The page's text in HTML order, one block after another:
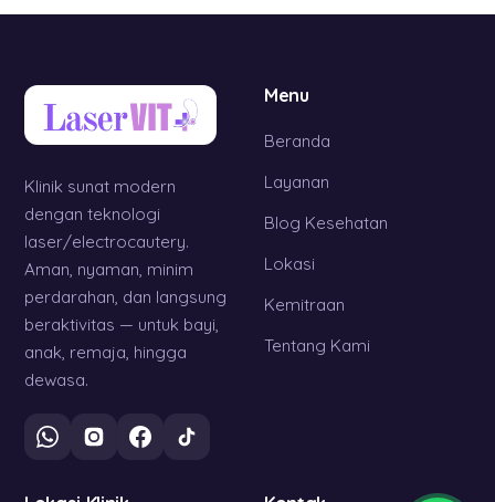
Klinik sunat modern
dengan teknologi
laser/electrocautery.
Aman, nyaman, minim
perdarahan, dan langsung
beraktivitas — untuk bayi,
anak, remaja, hingga
dewasa.
Menu
Beranda
Layanan
Blog Kesehatan
Lokasi
Kemitraan
Tentang Kami